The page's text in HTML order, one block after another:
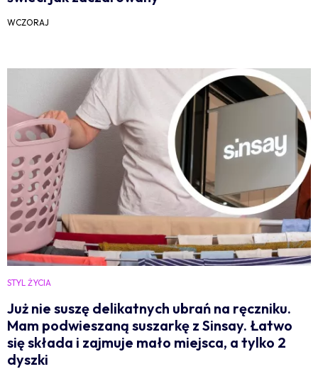
WCZORAJ
STYL ŻYCIA
Już nie suszę delikatnych ubrań na ręczniku.
Mam podwieszaną suszarkę z Sinsay. Łatwo
się składa i zajmuje mało miejsca, a tylko 2
dyszki